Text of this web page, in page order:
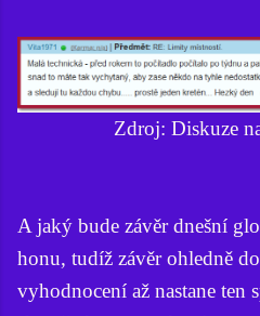
Zdroj: Diskuze
A jaký bude závěr dnešní
honu, tudíž závěr ohledně
vyhodnocení až nastane ten